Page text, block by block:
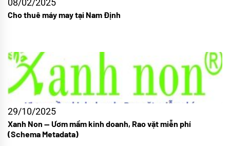
Cho thuê máy may tại Nam Định
29/10/2025
Xanh Non — Ươm mầm kinh doanh, Rao vặt miễn phí
(Schema Metadata)